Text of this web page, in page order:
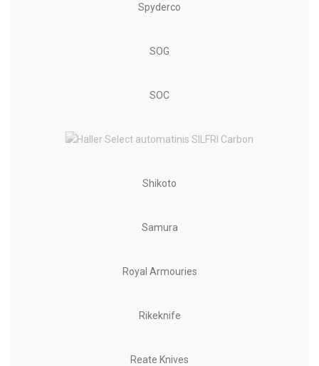
Spyderco
SOG
SOC
Shikoto
Samura
Royal Armouries
Rikeknife
Reate Knives